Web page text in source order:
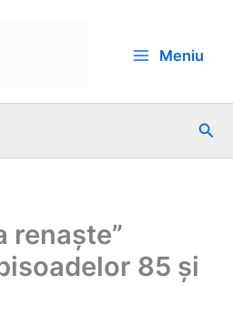
Meniu
renaște”
85 și